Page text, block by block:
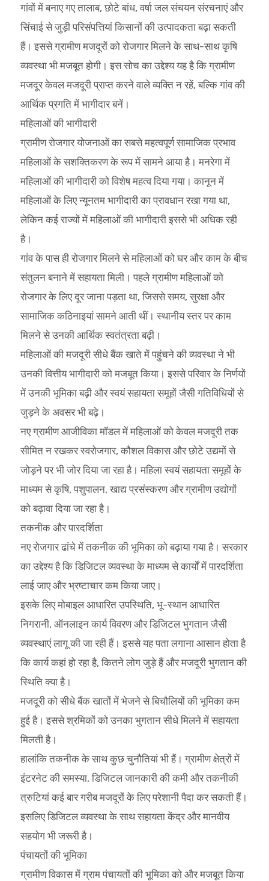
गांवों में बनाए गए तालाब, छोटे बांध, वर्षा जल संचयन संरचनाएं और
सिंचाई से जुड़ी परिसंपत्तियां किसानों की उत्पादकता बढ़ा सकती
हैं। इससे ग्रामीण मजदूरों को रोजगार मिलने के साथ-साथ कृषि
व्यवस्था भी मजबूत होगी। इस सोच का उद्देश्य यह है कि ग्रामीण
मजदूर केवल मजदूरी प्राप्त करने वाले व्यक्ति न रहें, बल्कि गांव की
आर्थिक प्रगति में भागीदार बनें।
महिलाओं की भागीदारी
ग्रामीण रोजगार योजनाओं का सबसे महत्वपूर्ण सामाजिक प्रभाव
महिलाओं के सशक्तिकरण के रूप में सामने आया है। मनरेगा में
महिलाओं की भागीदारी को विशेष महत्व दिया गया। कानून में
महिलाओं के लिए न्यूनतम भागीदारी का प्रावधान रखा गया था,
लेकिन कई राज्यों में महिलाओं की भागीदारी इससे भी अधिक रही
है।
गांव के पास ही रोजगार मिलने से महिलाओं को घर और काम के बीच
संतुलन बनाने में सहायता मिली। पहले ग्रामीण महिलाओं को
रोजगार के लिए दूर जाना पड़ता था, जिससे समय, सुरक्षा और
सामाजिक कठिनाइयां सामने आती थीं। स्थानीय स्तर पर काम
मिलने से उनकी आर्थिक स्वतंत्रता बढ़ी।
महिलाओं की मजदूरी सीधे बैंक खाते में पहुंचने की व्यवस्था ने भी
उनकी वित्तीय भागीदारी को मजबूत किया। इससे परिवार के निर्णयों
में उनकी भूमिका बढ़ी और स्वयं सहायता समूहों जैसी गतिविधियों से
जुड़ने के अवसर भी बढ़े।
नए ग्रामीण आजीविका मॉडल में महिलाओं को केवल मजदूरी तक
सीमित न रखकर स्वरोजगार, कौशल विकास और छोटे उद्यमों से
जोड़ने पर भी जोर दिया जा रहा है। महिला स्वयं सहायता समूहों के
माध्यम से कृषि, पशुपालन, खाद्य प्रसंस्करण और ग्रामीण उद्योगों
को बढ़ावा दिया जा रहा है।
तकनीक और पारदर्शिता
नए रोजगार ढांचे में तकनीक की भूमिका को बढ़ाया गया है। सरकार
का उद्देश्य है कि डिजिटल व्यवस्था के माध्यम से कार्यों में पारदर्शिता
लाई जाए और भ्रष्टाचार कम किया जाए।
इसके लिए मोबाइल आधारित उपस्थिति, भू-स्थान आधारित
निगरानी, ऑनलाइन कार्य विवरण और डिजिटल भुगतान जैसी
व्यवस्थाएं लागू की जा रही हैं। इससे यह पता लगाना आसान होता है
कि कार्य कहां हो रहा है, कितने लोग जुड़े हैं और मजदूरी भुगतान की
स्थिति क्या है।
मजदूरी को सीधे बैंक खातों में भेजने से बिचौलियों की भूमिका कम
हुई है। इससे श्रमिकों को उनका भुगतान सीधे मिलने में सहायता
मिलती है।
हालांकि तकनीक के साथ कुछ चुनौतियां भी हैं। ग्रामीण क्षेत्रों में
इंटरनेट की समस्या, डिजिटल जानकारी की कमी और तकनीकी
त्रुटियां कई बार गरीब मजदूरों के लिए परेशानी पैदा कर सकती हैं।
इसलिए डिजिटल व्यवस्था के साथ सहायता केंद्र और मानवीय
सहयोग भी जरूरी है।
पंचायतों की भूमिका
ग्रामीण विकास में ग्राम पंचायतों की भूमिका को और मजबूत किया